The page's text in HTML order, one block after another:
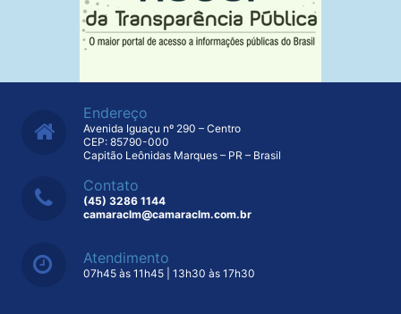
Endereço
Avenida Iguaçu nº 290 – Centro
CEP: 85790-000
Capitão Leônidas Marques – PR – Brasil
Contato
(45) 3286 1144
camaraclm@camaraclm.com.br
Atendimento
07h45 às 11h45 | 13h30 às 17h30